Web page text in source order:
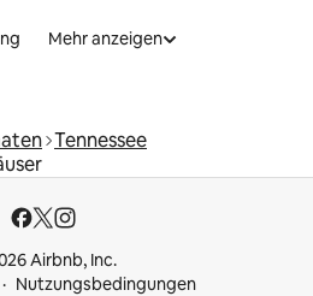
Mehr anzeigen
Tennessee
Airbnb, Inc.
Nutzungsbedingungen